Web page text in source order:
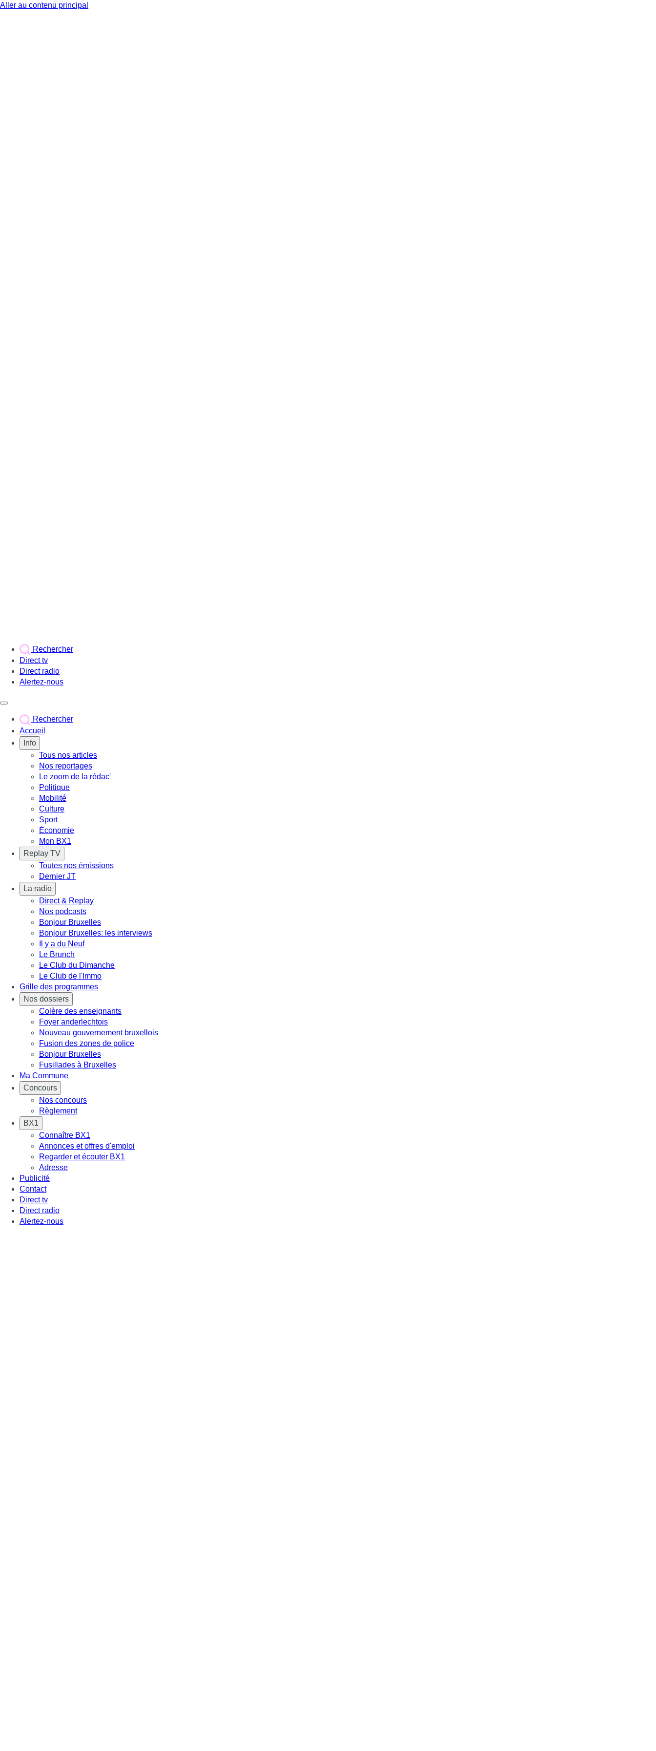
Aller au contenu principal
Rechercher
Direct tv
Direct radio
Alertez-nous
Rechercher
Accueil
Info
Tous nos articles
Nos reportages
Le zoom de la rédac'
Politique
Mobilité
Culture
Sport
Économie
Mon BX1
Replay TV
Toutes nos émissions
Dernier JT
La radio
Direct & Replay
Nos podcasts
Bonjour Bruxelles
Bonjour Bruxelles: les interviews
Il y a du Neuf
Le Brunch
Le Club du Dimanche
Le Club de l'Immo
Grille des programmes
Nos dossiers
Colère des enseignants
Foyer anderlechtois
Nouveau gouvernement bruxellois
Fusion des zones de police
Bonjour Bruxelles
Fusillades à Bruxelles
Ma Commune
Concours
Nos concours
Règlement
BX1
Connaître BX1
Annonces et offres d'emploi
Regarder et écouter BX1
Adresse
Publicité
Contact
Direct tv
Direct radio
Alertez-nous